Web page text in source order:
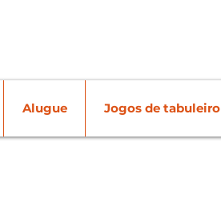
Alugue Jogos de tabuleiro